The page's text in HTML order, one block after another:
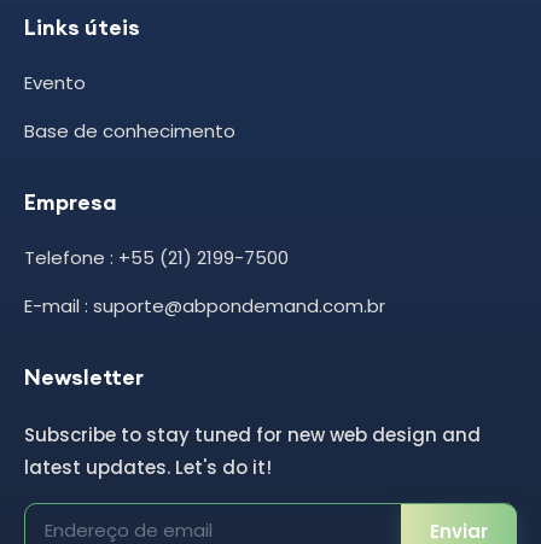
Links úteis
Evento
Base de conhecimento
Empresa
Telefone : +55 (21) 2199-7500
E-mail : suporte@abpondemand.com.br
Newsletter
Subscribe to stay tuned for new web design and
latest updates. Let's do it!
Enviar